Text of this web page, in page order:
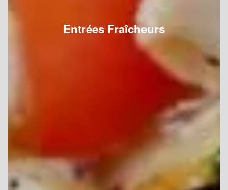
Entrées Fraîcheurs